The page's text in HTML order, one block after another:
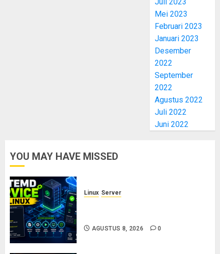
Mei 2023
Februari 2023
Januari 2023
Desember
2022
September
2022
Agustus 2022
Juli 2022
Juni 2022
YOU MAY HAVE MISSED
Linux Server
AGUSTUS 8, 2026 0